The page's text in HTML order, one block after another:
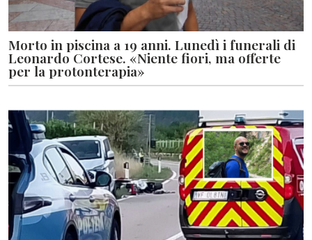
Morto in piscina a 19 anni. Lunedì i funerali di
Leonardo Cortese. «Niente fiori, ma offerte
per la protonterapia»